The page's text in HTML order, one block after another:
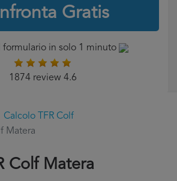
Gratis
formulario in solo 1 minuto
1874 review 4.6
Calcolo TFR Colf
Matera
Colf Matera